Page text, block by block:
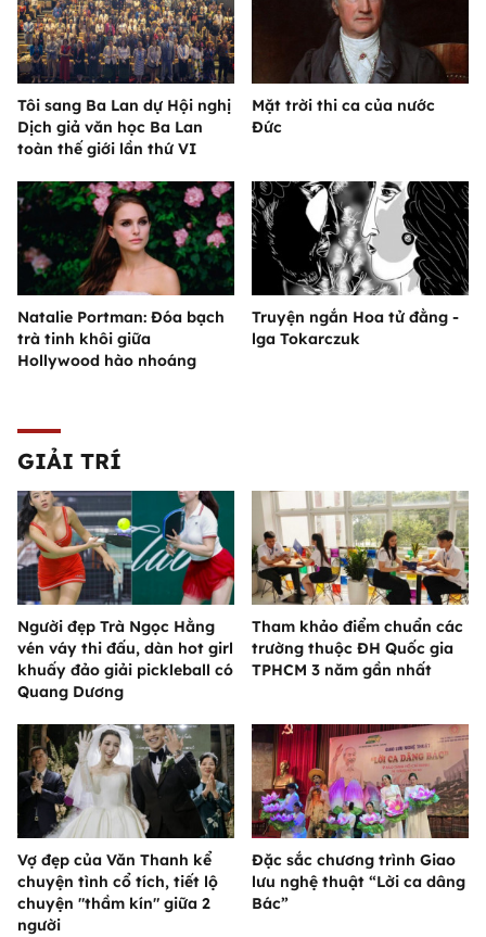
Tôi sang Ba Lan dự Hội nghị
Dịch giả văn học Ba Lan
toàn thế giới lần thứ VI
Mặt trời thi ca của nước
Đức
Natalie Portman: Đóa bạch
trà tinh khôi giữa
Hollywood hào nhoáng
Truyện ngắn Hoa tử đằng -
lga Tokarczuk
GIẢI TRÍ
Người đẹp Trà Ngọc Hằng
vén váy thi đấu, dàn hot girl
khuấy đảo giải pickleball có
Quang Dương
Tham khảo điểm chuẩn các
trường thuộc ĐH Quốc gia
TPHCM 3 năm gần nhất
Vợ đẹp của Văn Thanh kể
chuyện tình cổ tích, tiết lộ
chuyện "thầm kín" giữa 2
người
Đặc sắc chương trình Giao
lưu nghệ thuật “Lời ca dâng
Bác”